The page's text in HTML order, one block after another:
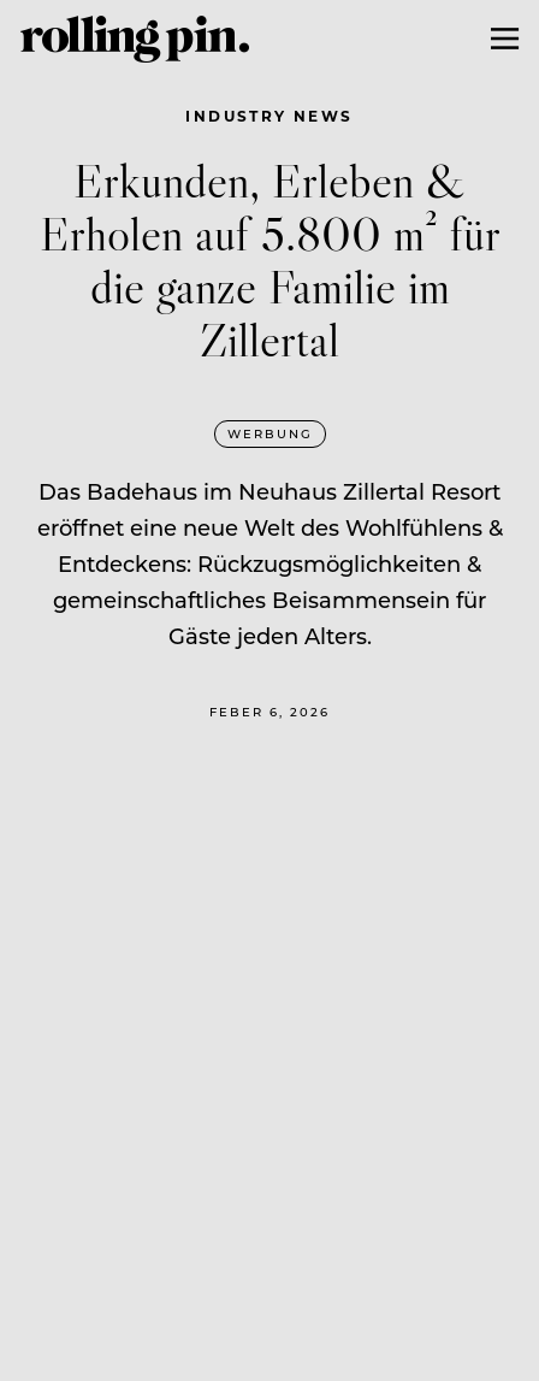
INDUSTRY NEWS
Erkunden, Erleben &
Erholen auf 5.800 m² für
die ganze Familie im
Zillertal
WERBUNG
Das Badehaus im Neuhaus Zillertal Resort
eröffnet eine neue Welt des Wohlfühlens &
Entdeckens: Rückzugsmöglichkeiten &
gemeinschaftliches Beisammensein für
Gäste jeden Alters.
FEBER 6, 2026